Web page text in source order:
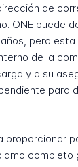
de
ONE puede
pero
de la
y a su
para
proporcionar
completo